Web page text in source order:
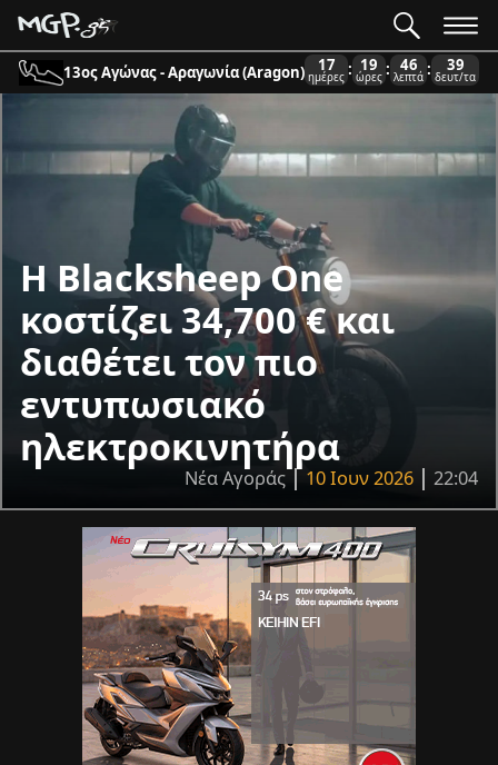
13ος Αγώνας - Αραγωνία (Aragon) 17
ημέρες : 19
ώρες : 46
λεπτά : 39
δευτ/τα
Η Blacksheep One
κοστίζει 34,700 € και
διαθέτει τον πιο
εντυπωσιακό
ηλεκτροκινητήρα
Νέα Αγοράς 10 Ιουν 2026 22:04